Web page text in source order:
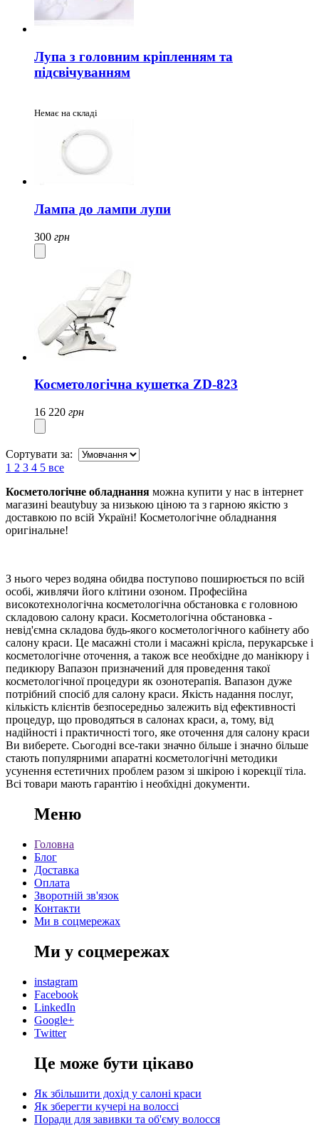
Лупа з головним кріпленням та
підсвічуванням
Немає на складі
Лампа до лампи лупи
300 грн
Косметологічна кушетка ZD-823
16 220 грн
Сортувати за:
1 2 3 4 5 все
Косметологічне обладнання можна купити у нас в інтернет
магазині beautybuy за низькою ціною та з гарною якістю з
доставкою по всій Україні! Косметологічне обладнання
оригінальне!
З нього через водяна обидва поступово поширюється по всій
особі, живлячи його клітини озоном. Професійна
високотехнологічна косметологічна обстановка є головною
складовою салону краси. Косметологічна обстановка -
невід'ємна складова будь-якого косметологічного кабінету або
салону краси. Це масажні столи і масажні крісла, перукарське і
косметологічне оточення, а також все необхідне до манікюру і
педикюру Вапазон призначений для проведення такої
косметологічної процедури як озонотерапія. Вапазон дуже
потрібний спосіб для салону краси. Якість надання послуг,
кількість клієнтів безпосередньо залежить від ефективності
процедур, що проводяться в салонах краси, а, тому, від
надійності і практичності того, яке оточення для салону краси
Ви виберете. Сьогодні все-таки значно більше і значно більше
стають популярними апаратні косметологічні методики
усунення естетичних проблем разом зі шкірою і корекції тіла.
Всі товари мають гарантію і необхідні документи.
Меню
Головна
Блог
Доставка
Оплата
Зворотній зв'язок
Контакти
Ми в соцмережах
Ми у соцмережах
instagram
Facebook
LinkedIn
Google+
Twitter
Це може бути цікаво
Як збільшити дохід у салоні краси
Як зберегти кучері на волоссі
Поради для завивки та об'єму волосся